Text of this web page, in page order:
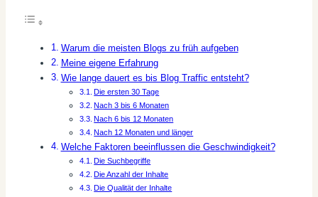
Warum die meisten Blogs zu früh aufgeben
Meine eigene Erfahrung
Wie lange dauert es bis Blog Traffic entsteht?
Die ersten 30 Tage
Nach 3 bis 6 Monaten
Nach 6 bis 12 Monaten
Nach 12 Monaten und länger
Welche Faktoren beeinflussen die Geschwindigkeit?
Die Suchbegriffe
Die Anzahl der Inhalte
Die Qualität der Inhalte